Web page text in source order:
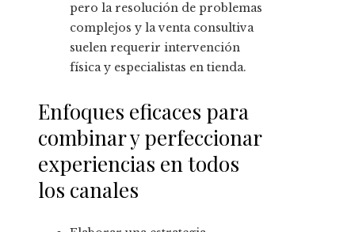
pero la resolución de problemas
complejos y la venta consultiva
suelen requerir intervención
física y especialistas en tienda.
Enfoques eficaces para
combinar y perfeccionar
experiencias en todos
los canales